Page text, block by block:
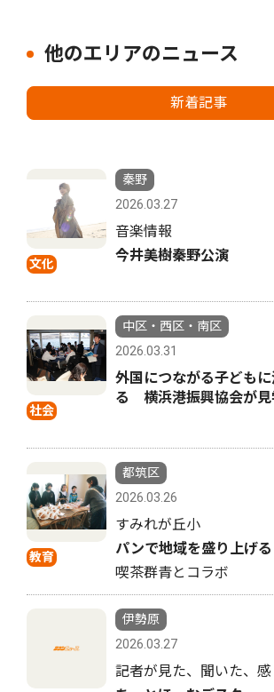
他のエリアのニュース
新着記事
文化
秦野
2026.03.27
音楽情報
今井美樹秦野公演
社会
中区・西区・南区
2026.03.31
外国につながる子ども
る 横浜港振興協会が見
教育
都筑区
2026.03.26
すみれが丘小
パンで地域を盛り上げる
喫茶群青とコラボ
伊勢原
2026.03.27
記者が見た、聞いた、